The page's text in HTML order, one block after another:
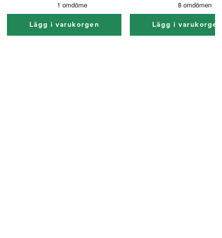
Lägg i varukorgen Lägg i varukorgen